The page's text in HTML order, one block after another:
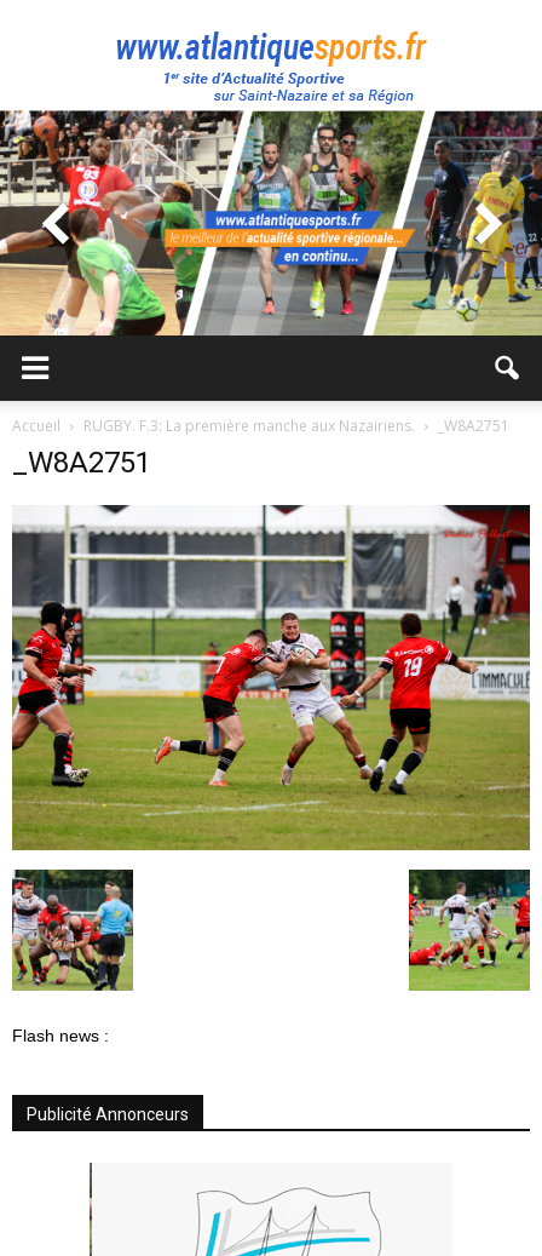
Atlantique
Sport
Accueil RUGBY. F.3: La première manche aux Nazairiens. _W8A2751
_W8A2751
Flash news :
Publicité Annonceurs